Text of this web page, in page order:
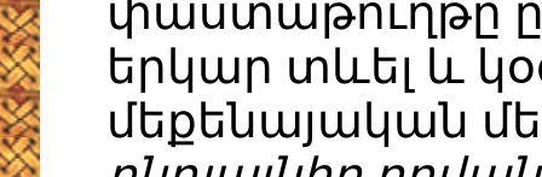
փաստաթուղթը
երկար տևել և
մեքենայական